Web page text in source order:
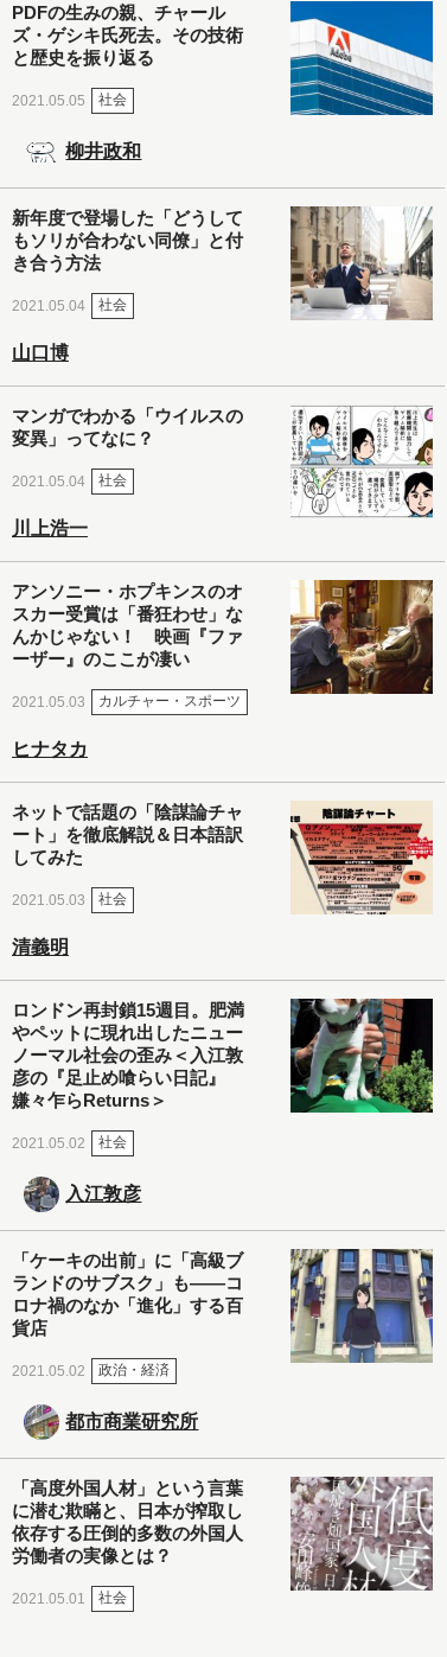
PDFの生みの親、チャール
ズ・ゲシキ氏死去。その技術
と歴史を振り返る
2021.05.05 社会
柳井政和
新年度で登場した「どうして
もソリが合わない同僚」と付
き合う方法
2021.05.04 社会
山口博
マンガでわかる「ウイルスの
変異」ってなに？
2021.05.04 社会
川上浩一
アンソニー・ホプキンスのオ
スカー受賞は「番狂わせ」な
んかじゃない！ 映画『ファ
ーザー』のここが凄い
2021.05.03 カルチャー・スポーツ
ヒナタカ
ネットで話題の「陰謀論チャ
ート」を徹底解説＆日本語訳
してみた
2021.05.03 社会
清義明
ロンドン再封鎖15週目。肥満
やペットに現れ出したニュー
ノーマル社会の歪み＜入江敦
彦の『足止め喰らい日記』
嫌々乍らReturns＞
2021.05.02 社会
入江敦彦
「ケーキの出前」に「高級ブ
ランドのサブスク」も――コ
ロナ禍のなか「進化」する百
貨店
2021.05.02 政治・経済
都市商業研究所
「高度外国人材」という言葉
に潜む欺瞞と、日本が搾取し
依存する圧倒的多数の外国人
労働者の実像とは？
2021.05.01 社会